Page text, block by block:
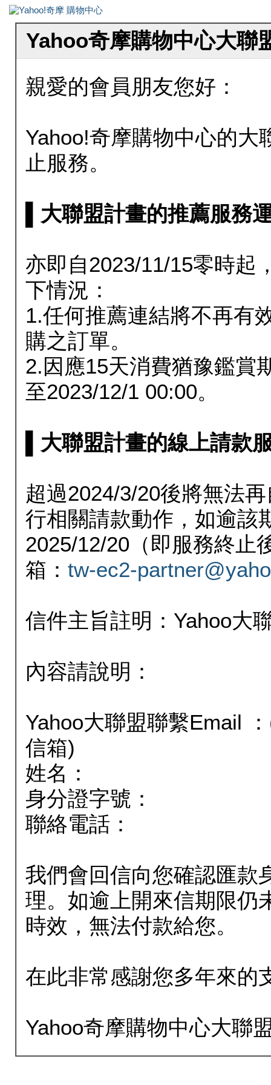
Yahoo奇摩購物中心大聯
親愛的會員朋友您好：
Yahoo!奇摩購物中心的大
止服務。
▌大聯盟計畫的推薦服務
亦即自2023/11/15零時起
下情況：
1.任何推薦連結將不再有
購之訂單。
2.因應15天消費猶豫鑑賞
至2023/12/1 00:00。
▌大聯盟計畫的線上請款
超過2024/3/20後將無法
行相關請款動作，如逾該
2025/12/20（即服務終止
箱： tw-ec2-
信件主旨註明：Yahoo大
內容請說明：
Yahoo大聯盟聯繫Email
信箱)
姓名：
身分證字號：
聯絡電話：
我們會回信向您確認匯款
理。如逾上開來信期限仍
時效，無法付款給您。
在此非常感謝您多年來的
Yahoo奇摩購物中心大